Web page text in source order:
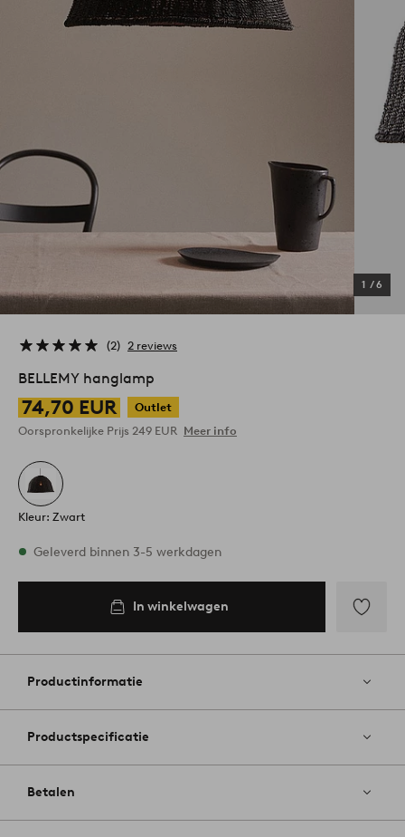
1 /6
2 2 reviews
BELLEMY hanglamp
74,70 EUR
Outlet
Oorspronkelijke Prijs 249 EUR Meer info
Kleur: Zwart
Op voorraad
Geleverd binnen 3-5 werkdagen
In winkelwagen
aan
Productinformatie
Productspecificatie
Betalen